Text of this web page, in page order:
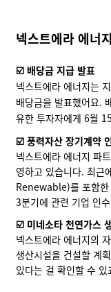
넥스트에라 에너
☑️ 배당금 지급 발표
넥스트에라 에너지는
배당금을 발표했어요.
유한 투자자에게 6월
☑️ 풍력자산 장기계약
넥스트에라 에너지 파
영하고 있습니다. 최
Renewable)를 포함한
3분기에 관련 기업 인
☑️ 미네소타 천연가스
넥스트에라 에너지의
생산시설을 건설할 계
있다는 걸 확인할 수 있